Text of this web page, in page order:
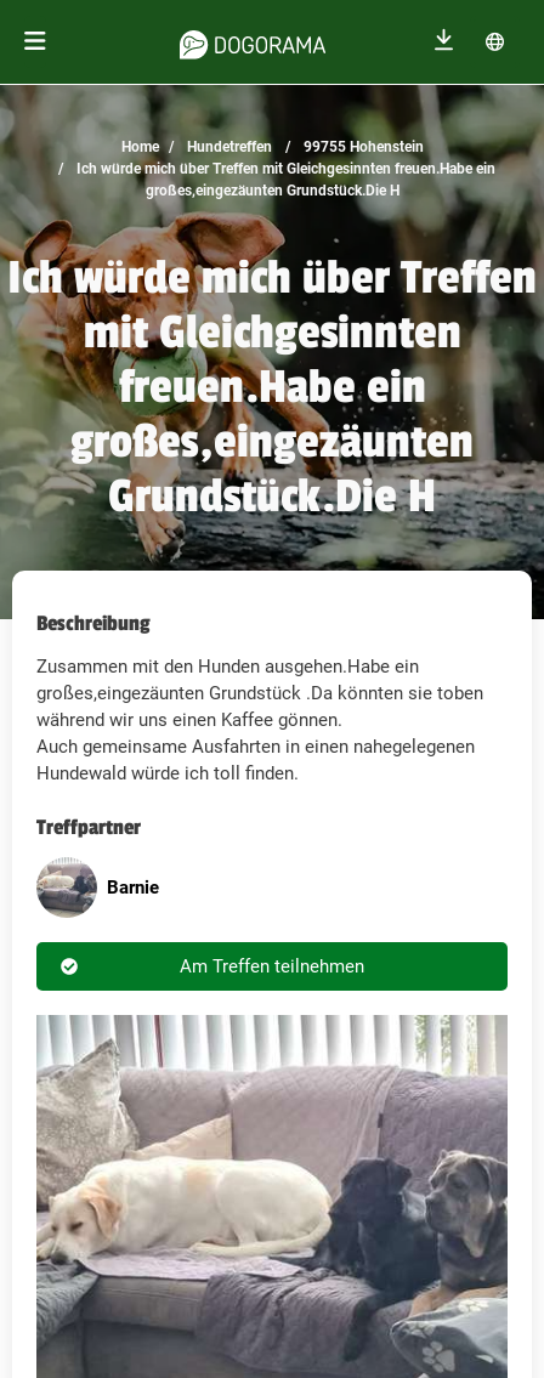
Home Hundetreffen
99755 Hohenstein
Ich würde mich über Treffen mit Gleichgesinnten freuen.Habe ein
großes,eingezäunten Grundstück.Die H
Ich würde mich über Treffen
mit Gleichgesinnten
freuen.Habe ein
großes,eingezäunten
Grundstück.Die H
Beschreibung
Zusammen mit den Hunden ausgehen.Habe ein
großes,eingezäunten Grundstück .Da könnten sie toben
während wir uns einen Kaffee gönnen.
Auch gemeinsame Ausfahrten in einen nahegelegenen
Hundewald würde ich toll finden.
Treffpartner
Barnie
Am Treffen teilnehmen